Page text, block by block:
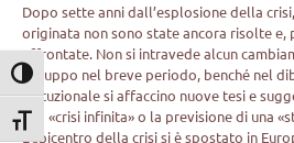
Attiva/disattiva alto contrasto
Attiva/disattiva dimensione testo
Dopo sette anni dall’esplosione della
originata non sono state ancora risolte e,
affrontate. Non si intravede alcun
sviluppo nel breve periodo, benché nel
istituzionale si affaccino nuove tesi e
una «crisi infinita» o la previsione di una
L’epicentro della crisi si è spostato in